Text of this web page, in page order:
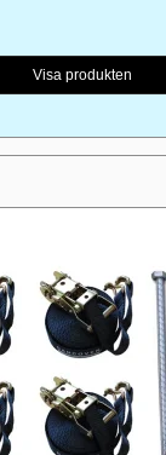
Visa produkten